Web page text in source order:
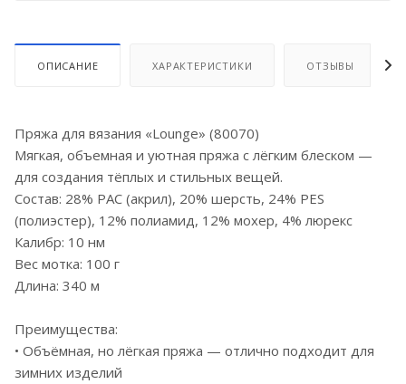
ОПИСАНИЕ ХАРАКТЕРИСТИКИ ОТЗЫВЫ
Пряжа для вязания «Lounge» (80070)
Мягкая, объемная и уютная пряжа с лёгким блеском —
для создания тёплых и стильных вещей.
Состав: 28% PAC (акрил), 20% шерсть, 24% PES
(полиэстер), 12% полиамид, 12% мохер, 4% люрекс
Калибр: 10 нм
Вес мотка: 100 г
Длина: 340 м
Преимущества:
• Объёмная, но лёгкая пряжа — отлично подходит для
зимних изделий